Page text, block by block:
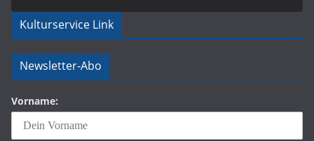
Kulturservice Link
Newsletter-Abo
Vorname: